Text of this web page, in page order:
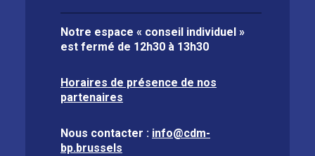
Notre espace « conseil individuel »
est fermé de 12h30 à 13h30
Horaires de présence de nos
partenaires
Nous contacter : info@cdm-
bp.brussels